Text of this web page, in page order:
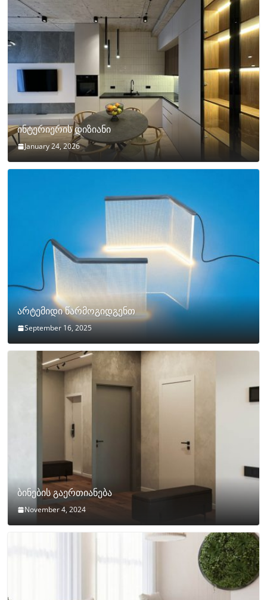
ინტერიერის დიზიანი
January 24, 2026
არტემიდი წარმოგიდგენთ
September 16, 2025
ბინების გაერთიანება
November 4, 2024